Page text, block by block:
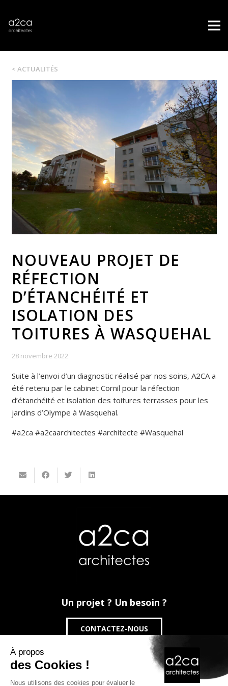
< ACTUALITÉS
NOUVEAU PROJET DE
RÉFECTION
D’ÉTANCHÉITÉ ET
ISOLATION DES
TOITURES À WASQUEHAL
28 novembre 2022
Suite à l’envoi d’un diagnostic réalisé par nos soins, A2CA a
été retenu par le cabinet Cornil pour la réfection
d’étanchéité et isolation des toitures terrasses pour les
jardins d’Olympe à Wasquehal.
#a2ca #a2caarchitectes #architecte #Wasquehal
Un projet ? Un besoin ?
CONTACTEZ-NOUS
24 Rue du Danemark
59100 Roubaix